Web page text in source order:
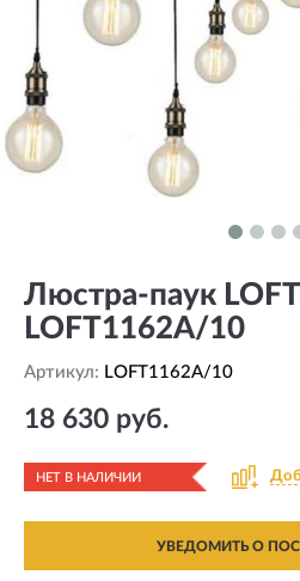
Люстра-паук
LOFT1162A/10
Артикул: LOFT1162A/10
18 630 руб.
НЕТ В НАЛИЧИИ
УВЕДОМИТЬ О